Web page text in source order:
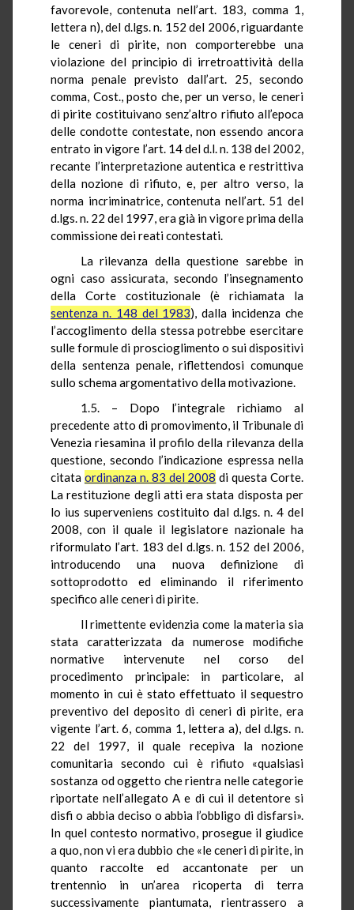
favorevole, contenuta nell’art. 183, comma 1,
lettera n), del d.lgs. n. 152 del 2006, riguardante
le ceneri di pirite, non comporterebbe una
violazione del principio di irretroattività della
norma penale previsto dall’art. 25, secondo
comma, Cost., posto che, per un verso, le ceneri
di pirite costituivano senz’altro rifiuto all’epoca
delle condotte contestate, non essendo ancora
entrato in vigore l’art. 14 del d.l. n. 138 del 2002,
recante l’interpretazione autentica e restrittiva
della nozione di rifiuto, e, per altro verso, la
norma incriminatrice, contenuta nell’art. 51 del
d.lgs. n. 22 del 1997, era già in vigore prima della
commissione dei reati contestati.
La rilevanza della questione sarebbe in
ogni caso assicurata, secondo l’insegnamento
della Corte costituzionale (è richiamata la
sentenza n. 148 del 1983), dalla incidenza che
l’accoglimento della stessa potrebbe esercitare
sulle formule di proscioglimento o sui dispositivi
della sentenza penale, riflettendosi comunque
sullo schema argomentativo della motivazione.
1.5. – Dopo l’integrale richiamo al
precedente atto di promovimento, il Tribunale di
Venezia riesamina il profilo della rilevanza della
questione, secondo l’indicazione espressa nella
citata ordinanza n. 83 del 2008 di questa Corte.
La restituzione degli atti era stata disposta per
lo ius superveniens costituito dal d.lgs. n. 4 del
2008, con il quale il legislatore nazionale ha
riformulato l’art. 183 del d.lgs. n. 152 del 2006,
introducendo una nuova definizione di
sottoprodotto ed eliminando il riferimento
specifico alle ceneri di pirite.
Il rimettente evidenzia come la materia sia
stata caratterizzata da numerose modifiche
normative intervenute nel corso del
procedimento principale: in particolare, al
momento in cui è stato effettuato il sequestro
preventivo del deposito di ceneri di pirite, era
vigente l’art. 6, comma 1, lettera a), del d.lgs. n.
22 del 1997, il quale recepiva la nozione
comunitaria secondo cui è rifiuto «qualsiasi
sostanza od oggetto che rientra nelle categorie
riportate nell’allegato A e di cui il detentore si
disfi o abbia deciso o abbia l’obbligo di disfarsi».
In quel contesto normativo, prosegue il giudice
a quo, non vi era dubbio che «le ceneri di pirite, in
quanto raccolte ed accantonate per un
trentennio in un’area ricoperta di terra
successivamente piantumata, rientrassero a